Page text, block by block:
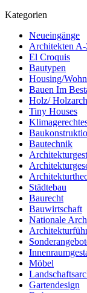
Kategorien
Neueingänge
Architekten
El Croquis
Bautypen
Housing/
Bauen Im
Holz/
Tiny Houses
Bautechnik
Städtebau
Baurecht
Bauwirtschaft
Nationale
Möbel
Gartendesign